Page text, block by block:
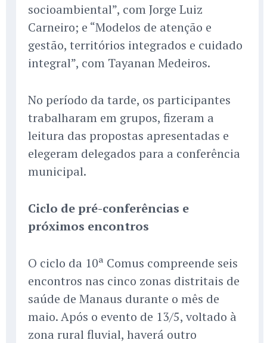
socioambiental”, com Jorge Luiz
Carneiro; e “Modelos de atenção e
gestão, territórios integrados e cuidado
integral”, com Tayanan Medeiros.
No período da tarde, os participantes
trabalharam em grupos, fizeram a
leitura das propostas apresentadas e
elegeram delegados para a conferência
municipal.
Ciclo de pré-conferências e
próximos encontros
O ciclo da 10ª Comus compreende seis
encontros nas cinco zonas distritais de
saúde de Manaus durante o mês de
maio. Após o evento de 13/5, voltado à
zona rural fluvial, haverá outro